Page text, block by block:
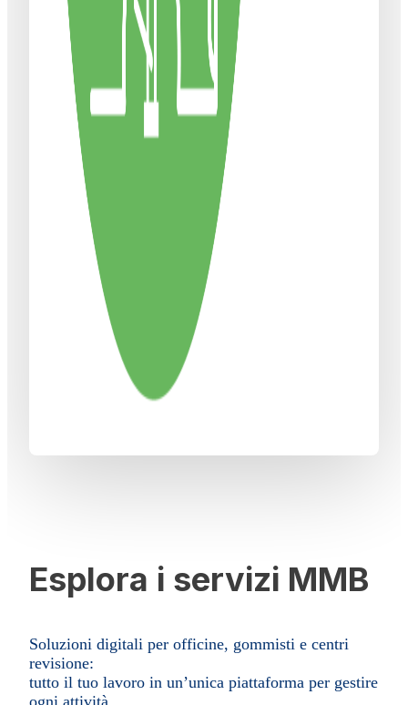
Esplora i servizi MMB
Soluzioni digitali per officine, gommisti e centri
revisione:
tutto il tuo lavoro in un’unica piattaforma per gestire
ogni attività.